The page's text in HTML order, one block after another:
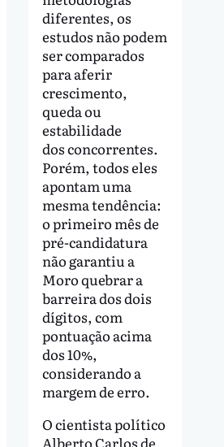
diferentes, os
estudos não podem
ser comparados
para aferir
crescimento,
queda ou
estabilidade
dos concorrentes.
Porém, todos eles
apontam uma
mesma tendência:
o primeiro mês de
pré-candidatura
não garantiu a
Moro quebrar a
barreira dos dois
dígitos, com
pontuação acima
dos 10%,
considerando a
margem de erro.
O cientista político
Alberto Carlos de